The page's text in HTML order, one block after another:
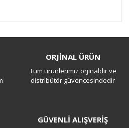
Yorum Yaz
ORJİNAL ÜRÜN
Tüm ürünlerimiz orjinaldir ve
distribütör güvencesindedir
GÜVENLİ ALIŞVERİŞ